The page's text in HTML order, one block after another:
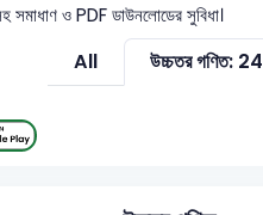
সমাধাণ ও PDF ডাউনলোডের সুবিধা।
All উচ্চতর গণিত: 24